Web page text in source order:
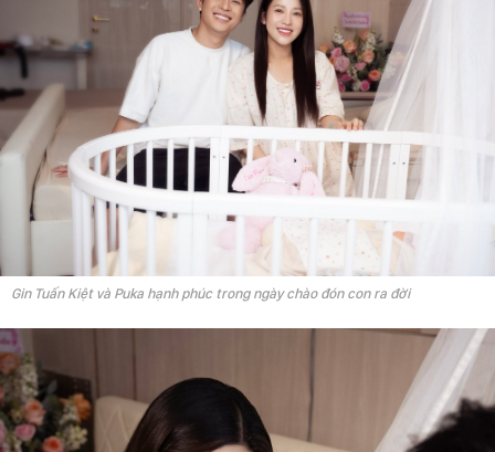
Gin Tuấn Kiệt và Puka hạnh phúc trong ngày chào đón con ra đời